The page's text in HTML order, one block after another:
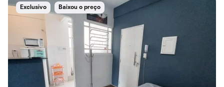
Exclusivo Baixou o preço